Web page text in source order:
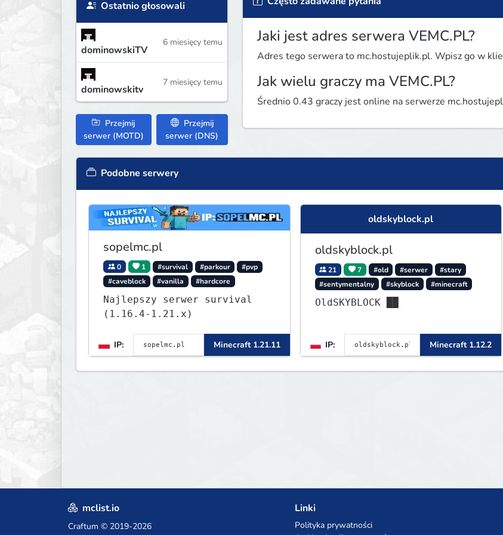
Ostatnio głosowali
dominowskiTV
6 miesięcy temu
dominowskitv
7 miesięcy temu
Przejmij
serwer (MOTD)
Przejmij
serwer (DNS)
Jaki jest adres serwera VEMC.PL?
Adres tego serwera to mc.hostujeplik.pl. Wpisz go w
Jak wielu graczy ma VEMC.PL?
Średnio 0.43 graczy jest online na serwerze
Podobne serwery
sopelmc.pl
0 1 #survival #parkour
#pvp
#caveblock
#vanilla #hardcore
Najlepszy serwer survival
(1.16.4-1.21.x)
IP: Minecraft 1.21.11
oldskyblock.pl
oldskyblock.pl
21 7 #old #serwer
#stary
#sentymentalny
#skyblock #minecraft
OldSKYBLOCK ██
IP: Minecraft 1.12.2
mclist.io
Craftum © 2019-2026
Linki
Polityka prywatności